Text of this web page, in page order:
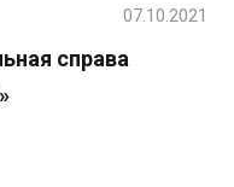
справа
07.10.2021